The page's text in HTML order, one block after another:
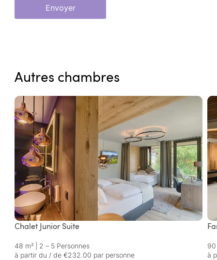
Envoyer
Autres chambres
Chalet Junior Suite
48 m²
2 – 5 Personnes
à partir du / de €232.00 par personne
90
à